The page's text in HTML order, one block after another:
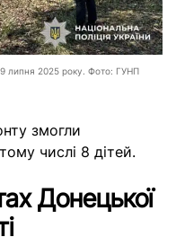
липня 2025 року. Фото: ГУНП
змогли
числі 8 дітей.
Донецької